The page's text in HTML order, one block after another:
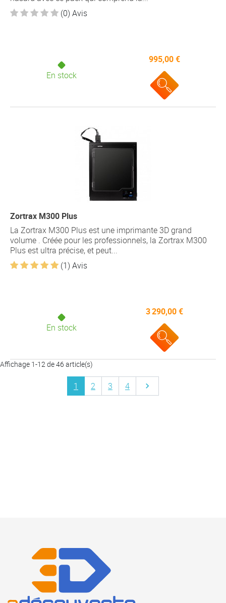
(0) Avis
En stock
995,00 €
Zortrax M300 Plus
La Zortrax M300 Plus est une imprimante 3D grand
volume . Créée pour les professionnels, la Zortrax M300
Plus est ultra précise, et peut...
(1) Avis
En stock
3 290,00 €
Affichage 1-12 de 46 article(s)
1 2 3 4 Suivant
